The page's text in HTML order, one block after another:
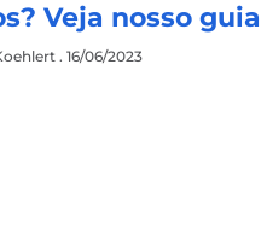
Veja nosso guia
16/06/2023